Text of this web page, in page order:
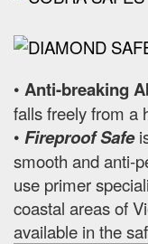
• Anti-breaking
falls freely from a
• Fireproof Safe
smooth and anti-
use primer
coastal areas of
available in the